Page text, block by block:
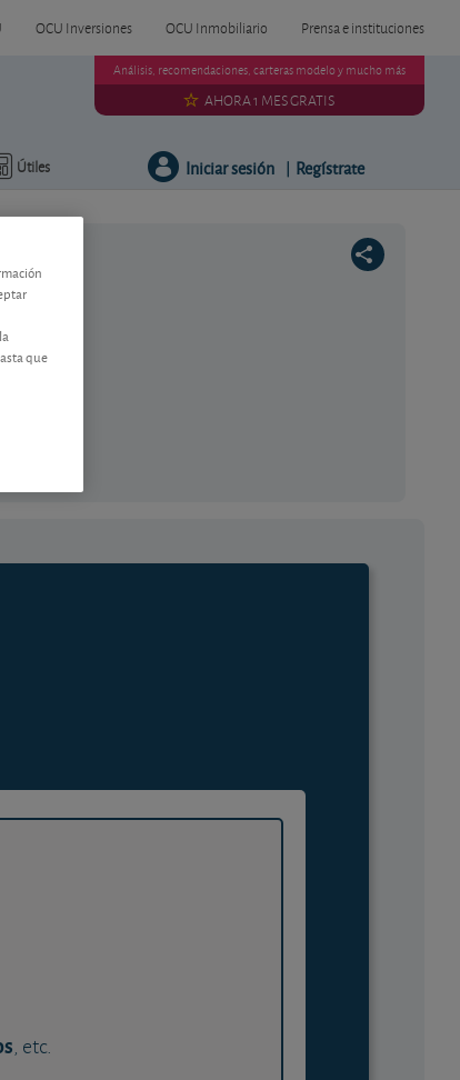
OCU Inversiones OCU Inmobiliario Prensa e instituciones
Útiles
Análisis, recomendaciones, carteras modelo y mucho más
AHORA 1 MES GRATIS
Iniciar sesión | Regístrate
, etc.
que